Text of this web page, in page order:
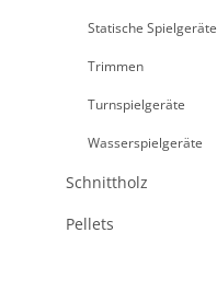
Statische Spielgeräte
Trimmen
Turnspielgeräte
Wasserspielgeräte
Schnittholz
Pellets